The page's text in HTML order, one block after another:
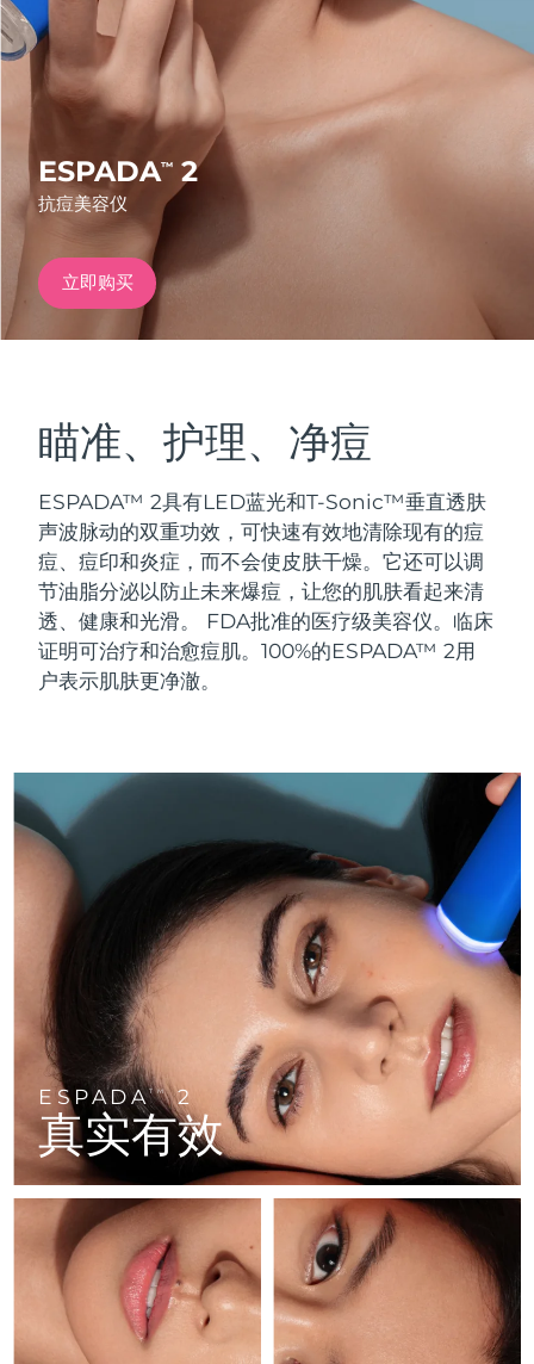
ESPADA™ 2
抗痘美容仪
立即购买
瞄准、护理、净痘
ESPADA™ 2具有LED蓝光和T-Sonic™垂直透肤
声波脉动的双重功效，可快速有效地清除现有的痘
痘、痘印和炎症，而不会使皮肤干燥。它还可以调
节油脂分泌以防止未来爆痘，让您的肌肤看起来清
透、健康和光滑。
FDA批准的医疗级美容仪。临床
证明可治疗和治愈痘肌。100%的ESPADA™ 2用
户表示肌肤更净澈。
ESPADATM2
真实有效
热门产品
特别优惠
红光疗法
面部清洁
LUNA™ 4 套装
Anti-aging massage
LUNA™ 4 Plus
LUNA™ 4 Men
For men, anti-aging massage
LUNA™ 4 mini
For young skin, T-zone
LUNA™ 4 go
For travel or gym bag
LUNA™ 护肤
Premium cleansers & balm
LUNA™ 设备
All facial cleansing devices
紧致提拉
BEAR™ 2 套装
Microcurrent toning
BEAR™ 2 go
BEAR™ 2 eyes & lips
Microcurrent line smoothing device
面部提拉护理
Premium anti-aging skincare
BEAR™ 设备
All premium facelift devices
补水保湿
Near-infrared and red light therapy
UFO™ 3 mini
Red light therapy device for young skin
UFO™ 3 go
Portable red light therapy
面膜
Rejuvenation & hydration
UFO™ 设备
All deep facial hydration devices
issa™ 4 plus
Smart hybrid silicone sonic toothbrush
issa™ 4 smile
Hybrid silicone sonic toothbrush
issa™ 4 baby
For ages 0-3
issa™ Teeth Whitening Set
Dual LED + sonic device & 18% PAP gel
ISSA™ 设备
All silicone sonic toothbrushes
FAQ™ 101
Clinical anti-aging
FAQ™ 102
Advanced clinical anti-aging
FAQ™ 103
Luxurious clinical anti-aging set
FAQ™ P1 Primer
Manuka honey primer
LED治疗
NEW
FAQ™ 201
LED mask
FAQ™ 202
LED mask
FAQ™ 211
Anti-aging neck & décolleté LED mask
FAQ™ 221
Anti-aging LED hand mask
生发
FAQ™ 301
LED hair strengthening scalp massager
FAQ™ Scalp Serum
Scalp recovery probiotic serum
FAQ™护肤品
All FAQ™ skincare
肌肤年轻化
NEW
FAQ™ 501
Full-Spectrum Red Light Therapy
FAQ™ 502
Full-Spectrum Red Light Therapy
FAQ™ Red Light Serum
保健品
NEW
专业治疗
西班牙 8/11/26
澳大利亚 预计送达日期
德国
加拿大
奥地利 预计送达日期
比利时 预计送达日期 8/11/26
百慕大 预计送达日期8/17/26
波斯尼亚和黑塞哥维那 预计送达日期 8/14/26
加拿大 预计送达日期 8/15/26
智利 预计送达日期 8/15/26
中国 预计送达日期8/11/26
哥伦比亚 预计送达日期
克罗地亚 预计送达日期8/11/26
塞浦路斯 预计送达日期8/12/26
捷克 预计送达日期8/11/26
丹麦 预计送达日期8/11/26
爱沙尼亚 预计送达日期 8/11/26
芬兰 8/11/26